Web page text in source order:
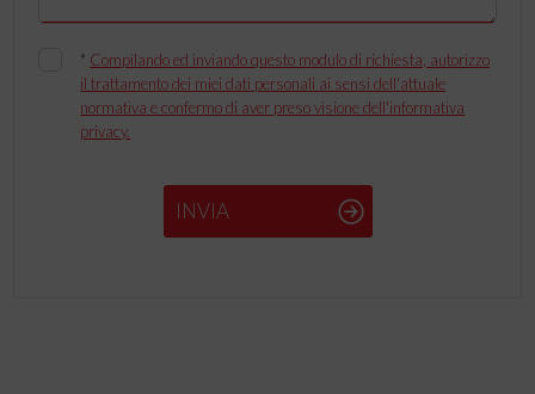
* Compilando ed inviando questo modulo di richiesta, autorizzo
il trattamento dei miei dati personali ai sensi dell'attuale
normativa e confermo di aver preso visione dell'informativa
privacy.
INVIA